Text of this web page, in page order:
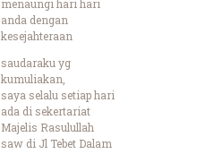
menaungi hari hari
anda dengan
kesejahteraan
saudaraku yg
kumuliakan,
saya selalu setiap hari
ada di sekertariat
Majelis Rasulullah
saw di Jl Tebet Dalam